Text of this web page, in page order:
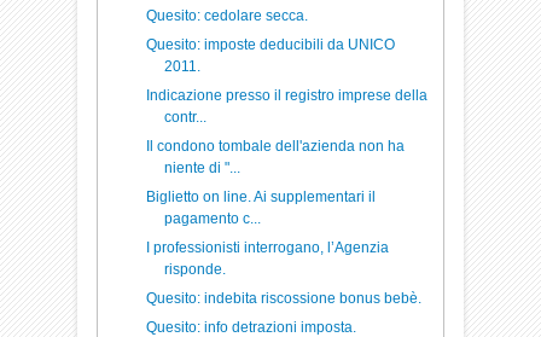
Quesito: cedolare secca.
Quesito: imposte deducibili da UNICO
2011.
Indicazione presso il registro imprese della
contr...
Il condono tombale dell'azienda non ha
niente di "...
Biglietto on line. Ai supplementari il
pagamento c...
I professionisti interrogano, l’Agenzia
risponde.
Quesito: indebita riscossione bonus bebè.
Quesito: info detrazioni imposta.